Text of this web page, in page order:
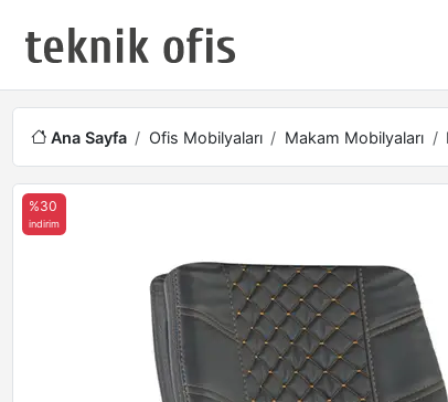
Ana Sayfa Ofis Mobilyaları Makam Mobilyaları
%30
indirim